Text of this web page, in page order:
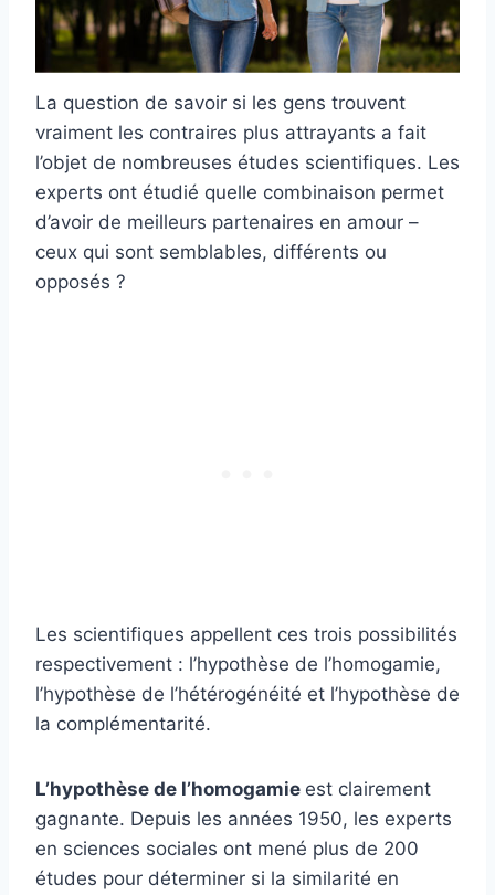
La question de savoir si les gens trouvent
vraiment les contraires plus attrayants a fait
l’objet de nombreuses études scientifiques. Les
experts ont étudié quelle combinaison permet
d’avoir de meilleurs partenaires en amour –
ceux qui sont semblables, différents ou
opposés ?
Les scientifiques appellent ces trois possibilités
respectivement : l’hypothèse de l’homogamie,
l’hypothèse de l’hétérogénéité et l’hypothèse de
la complémentarité.
L’hypothèse de l’homogamie est clairement
gagnante. Depuis les années 1950, les experts
en sciences sociales ont mené plus de 200
études pour déterminer si la similarité en